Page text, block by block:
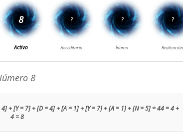
8
+ [Y = 7] + [D = 4] + [A = 1] + [Y = 7] + [A = 1] + [N = 5] = 44 = 4 +
4 = 8